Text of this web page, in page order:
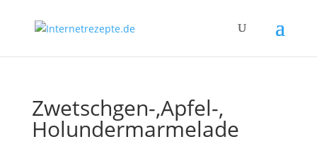
Zwetschgen-,Apfel-,
Holundermarmelade